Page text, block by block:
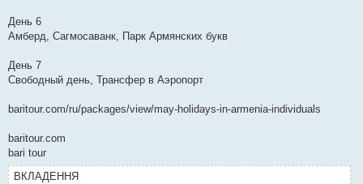
День 6
Амберд, Сагмосаванк, Парк Армянских букв
День 7
Свободный день, Трансфер в Аэропорт
baritour.com/ru/packages/view/may-holidays-in-armenia-individuals
baritour.com
bari tour
ВКЛАДЕННЯ